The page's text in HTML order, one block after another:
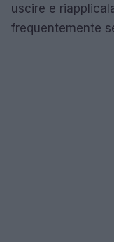
uscire e
frequentemente